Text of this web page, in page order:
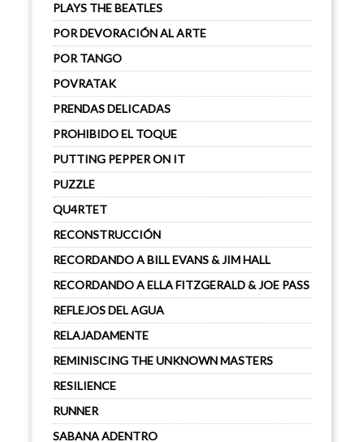
PLAYS THE BEATLES
POR DEVORACIÓN AL ARTE
POR TANGO
POVRATAK
PRENDAS DELICADAS
PROHIBIDO EL TOQUE
PUTTING PEPPER ON IT
PUZZLE
QU4RTET
RECONSTRUCCIÓN
RECORDANDO A BILL EVANS & JIM HALL
RECORDANDO A ELLA FITZGERALD & JOE PASS
REFLEJOS DEL AGUA
RELAJADAMENTE
REMINISCING THE UNKNOWN MASTERS
RESILIENCE
RUNNER
SABANA ADENTRO